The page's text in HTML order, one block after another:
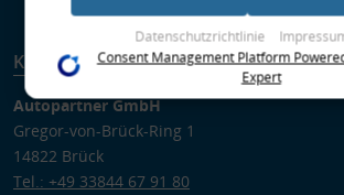
Kontakt
Autopartner GmbH
Gregor-von-Brück-Ring 1
14822 Brück
Tel.: +49 33844 67 91 80
im Rahmen Ihrer Nutzung der Dienste
(bspw. Nutzungsdaten anderer Geräte). Ihre
Nutzung von Cookies und Pixeln können
widerrufen, indem Sie auf den
unten klicken und dort die entsprechenden
Zwecke der Datenverarbeitung durch
Datenschutzrichtlinie
Consent Management Platform
Expert